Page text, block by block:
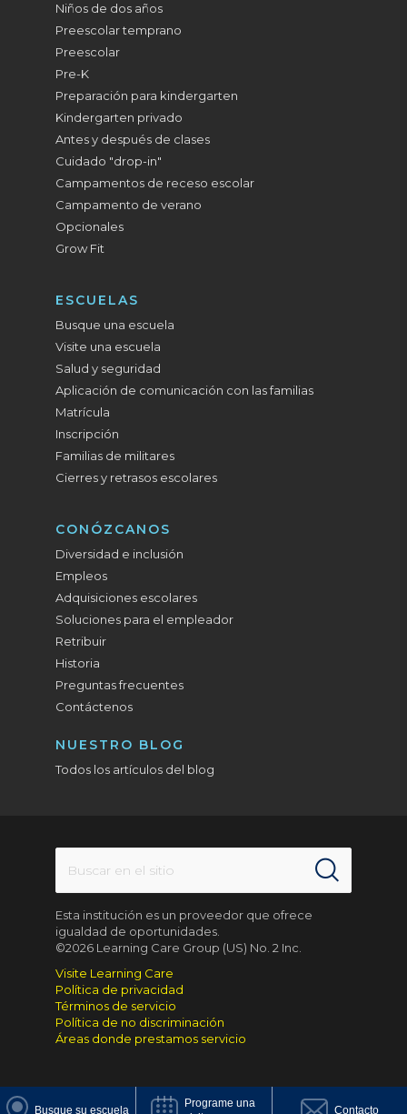
Busque su escuela
Programe una
Contacto
Niños de dos años
Preescolar temprano
Preescolar
Pre-K
Preparación para kindergarten
Kindergarten privado
Antes y después de clases
Cuidado "drop-in"
Campamentos de receso escolar
Campamento de verano
Opcionales
Grow Fit
ESCUELAS
Busque una escuela
Visite una escuela
Salud y seguridad
Aplicación de comunicación con las familias
Matrícula
Inscripción
Familias de militares
Cierres y retrasos escolares
CONÓZCANOS
Diversidad e inclusión
Empleos
Adquisiciones escolares
Soluciones para el empleador
Retribuir
Historia
Preguntas frecuentes
Contáctenos
NUESTRO BLOG
Todos los artículos del blog
Esta institución es un proveedor que ofrece
igualdad de oportunidades.
©2026 Learning Care Group (US) No. 2 Inc.
Visite Learning Care
Política de privacidad
Términos de servicio
Política de no discriminación
Áreas donde prestamos servicio